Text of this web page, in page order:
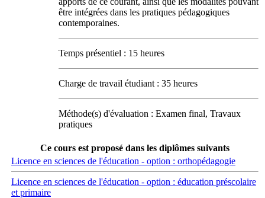
être intégrées dans les pratiques pédagogiques
contemporaines.
Temps présentiel : 15 heures
Charge de travail étudiant : 35 heures
Méthode(s) d'évaluation : Examen final, Travaux
pratiques
Ce cours est proposé dans les diplômes suivants
Licence en sciences de l'éducation - option : orthopédagogie
Licence en sciences de l'éducation - option : éducation préscolaire
et primaire